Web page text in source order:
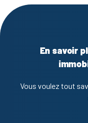
En savoir
Vous voulez tout